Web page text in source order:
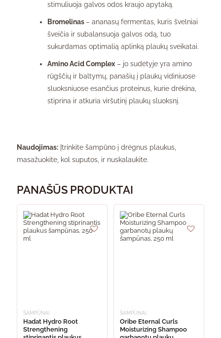
stimuliuoja galvos odos kraujo apytaką.
Bromelinas – ananasų fermentas, kuris švelniai
šveičia ir subalansuoja galvos odą, tuo
sukurdamas optimalią aplinką plaukų sveikatai.
Amino Acid Complex– jo sudėtyje yra amino
rūgščių ir baltymų, panašių į plaukų vidiniuose
sluoksniuose esančius proteinus, kurie drėkina,
stiprina ir atkuria viršutinį plaukų sluoksnį.
Naudojimas: Įtrinkite šampūno į drėgnus plaukus,
masažuokite, kol suputos, ir nuskalaukite.
PANAŠŪS PRODUKTAI
ŠAMPŪNAI
Hadat Hydro Root
Strengthening
ŠAMPŪNAI
Oribe Eternal Curls
Moisturizing Shampoo